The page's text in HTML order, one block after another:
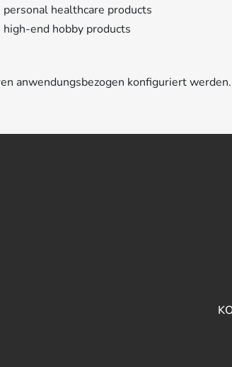
personal healthcare products
high-end hobby products
anwendungsbezogen konfiguriert